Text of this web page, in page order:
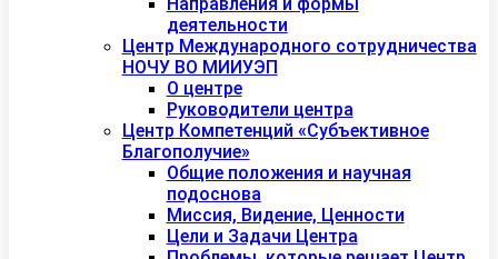
деятельности
Центр Международного сотрудничества
НОЧУ ВО МИИУЭП
О центре
Руководители центра
Центр Компетенций «Субъективное
Благополучие»
Общие положения и научная
подоснова
Миссия, Видение, Ценности
Цели и Задачи Центра